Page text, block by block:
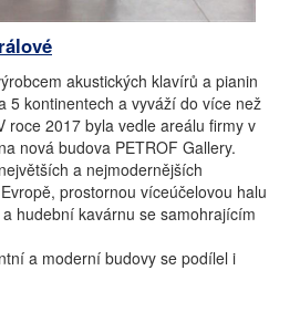
akustických klavírů a pianin
5 kontinentech a vyváží do více než
roce 2017 byla vedle areálu firmy v
nová budova PETROF Gallery.
a nejmodernějších
prostornou víceúčelovou halu
hudební kavárnu se samohrajícím
a moderní budovy se podílel i